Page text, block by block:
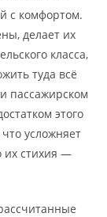
с комфортом.
делает их
класса,
туда всё
пассажирском
этого
усложняет
их стихия —